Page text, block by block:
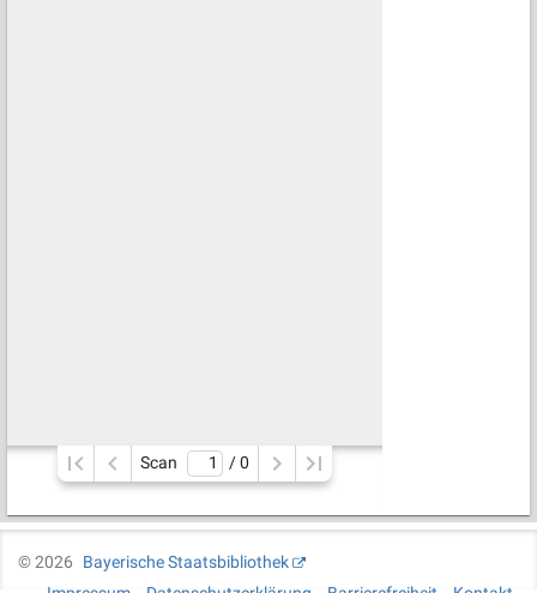
Scan / 0
©2026
Bayerische Staatsbibliothek